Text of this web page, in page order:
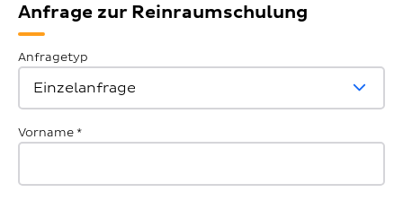
Anfrage zur Reinraumschulung
Anfragetyp
Vorname *